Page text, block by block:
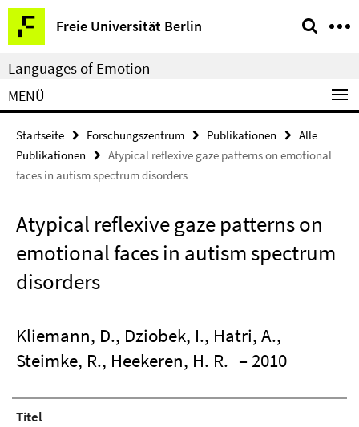
Springe
direkt
zu
Inhalt
Freie Universität Berlin
Service-
Navigation
Languages of Emotion
MENÜ
Startseite Forschungszentrum Publikationen
Alle
Publikationen
Atypical reflexive gaze patterns on emotional
faces in autism spectrum disorders
Atypical reflexive gaze patterns on
emotional faces in autism spectrum
disorders
Kliemann, D., Dziobek, I., Hatri, A.,
Steimke, R., Heekeren, H. R. – 2010
Titel